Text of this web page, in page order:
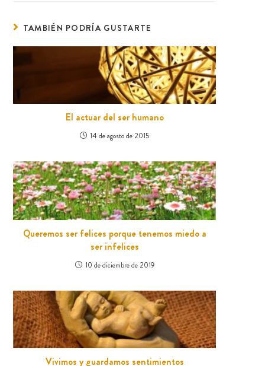
TAMBIÉN PODRÍA GUSTARTE
El actuar del ser humano
14 de agosto de 2015
Queremos ser felices porque tenemos miedo a
ser infelices
10 de diciembre de 2019
Vivimos y guardamos sentimientos